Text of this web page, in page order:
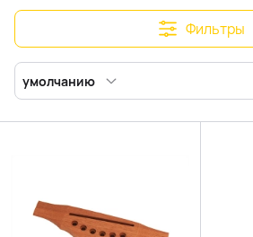
Фильтры
умолчанию